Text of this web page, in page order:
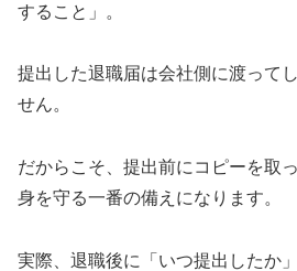
すること」。
提出した退職届は会社側に渡って
せん。
だからこそ、提出前にコピーを取
身を守る一番の備えになります。
実際、退職後に「いつ提出したか